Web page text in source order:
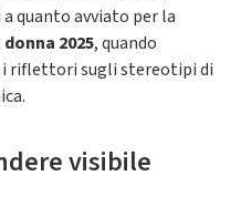
quanto avviato per la
2025, quando
riflettori sugli stereotipi di
visibile